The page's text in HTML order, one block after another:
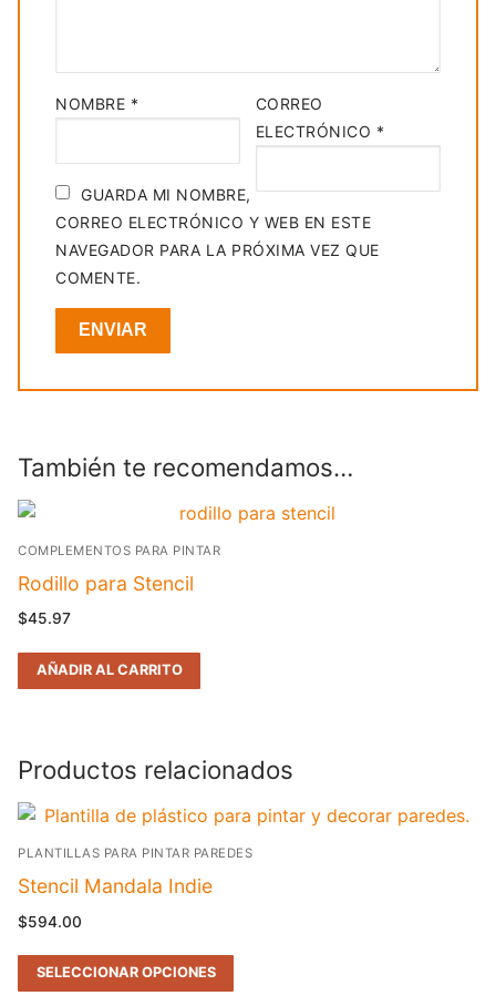
NOMBRE *
CORREO
ELECTRÓNICO *
GUARDA MI NOMBRE,
CORREO ELECTRÓNICO Y WEB EN ESTE
NAVEGADOR PARA LA PRÓXIMA VEZ QUE
COMENTE.
También te recomendamos…
COMPLEMENTOS PARA PINTAR
Rodillo para Stencil
$45.97
AÑADIR AL CARRITO
Productos relacionados
PLANTILLAS PARA PINTAR PAREDES
Stencil Mandala Indie
$594.00
SELECCIONAR OPCIONES